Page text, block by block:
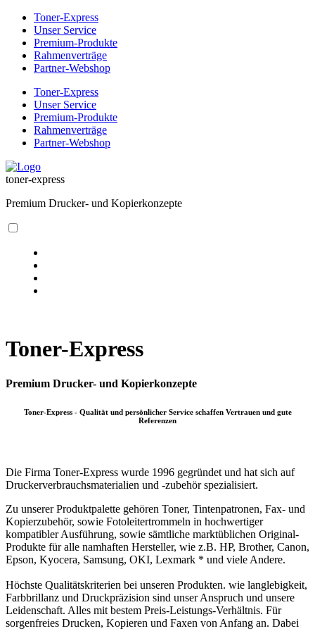
Toner-Express
Unser Service
Premium-Produkte
Rahmenverträge
Partner-Webshop
Toner-Express
Unser Service
Premium-Produkte
Rahmenverträge
Partner-Webshop
toner-express
Premium Drucker- und Kopierkonzepte
Toner-Express
Premium Drucker- und Kopierkonzepte
Toner-Express - Qualität und persönlicher Service schaffen Vertrauen und gute
Referenzen
Die Firma Toner-Express wurde 1996 gegründet und hat sich auf
Druckerverbrauchsmaterialien und -zubehör spezialisiert.
Zu unserer Produktpalette gehören Toner, Tintenpatronen, Fax- und
Kopierzubehör, sowie Fotoleitertrommeln in hochwertiger
kompatibler Ausführung, sowie sämtliche marktüblichen Original-
Produkte für alle namhaften Hersteller, wie z.B. HP, Brother, Canon,
Epson, Kyocera, Samsung, OKI, Lexmark * und viele Andere.
Höchste Qualitätskriterien bei unseren Produkten. wie langlebigkeit,
Farbbrillanz und Druckpräzision sind unser Anspruch und unsere
Leidenschaft. Alles mit bestem Preis-Leistungs-Verhältnis. Für
sorgenfreies Drucken, Kopieren und Faxen von Anfang an. Dabei